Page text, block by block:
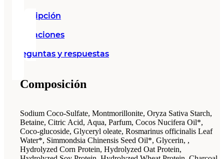
Descripción
Valoraciones
Preguntas y respuestas
Composición
Sodium Coco-Sulfate, Montmorillonite, Oryza Sativa Starch,
Betaine, Citric Acid, Aqua, Parfum, Cocos Nucifera Oil*,
Coco-glucoside, Glyceryl oleate, Rosmarinus officinalis Leaf
Water*, Simmondsia Chinensis Seed Oil*, Glycerin, ,
Hydrolyzed Corn Protein, Hydrolyzed Oat Protein,